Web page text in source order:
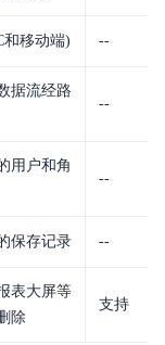
和移动端) --
据流经路
--
用户和角
--
保存记录 --
表大屏等
除
支持